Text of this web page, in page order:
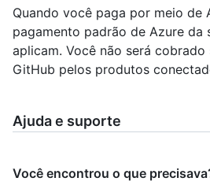
Quando você paga por meio de
pagamento padrão de Azure da
aplicam. Você não será
GitHub pelos produtos
Ajuda e suporte
Você encontrou o que